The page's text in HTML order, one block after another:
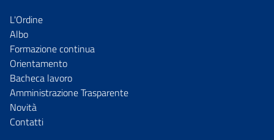
L'Ordine
Albo
Formazione continua
Orientamento
Bacheca lavoro
Amministrazione Trasparente
Novità
Contatti